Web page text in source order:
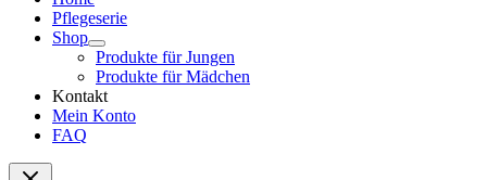
Pflegeserie
Shop
Produkte für Jungen
Produkte für Mädchen
Kontakt
Mein Konto
FAQ